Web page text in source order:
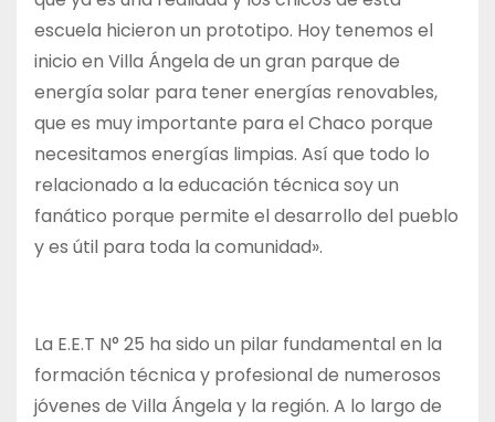
escuela hicieron un prototipo. Hoy tenemos el
inicio en Villa Ángela de un gran parque de
energía solar para tener energías renovables,
que es muy importante para el Chaco porque
necesitamos energías limpias. Así que todo lo
relacionado a la educación técnica soy un
fanático porque permite el desarrollo del pueblo
y es útil para toda la comunidad».
La E.E.T N° 25 ha sido un pilar fundamental en la
formación técnica y profesional de numerosos
jóvenes de Villa Ángela y la región. A lo largo de